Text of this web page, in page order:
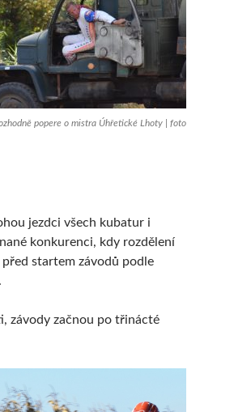
popere o mistra Úhřetické Lhoty | foto
jezdci všech kubatur i
konkurenci, kdy rozdělení
startem závodů podle
závody začnou po třinácté